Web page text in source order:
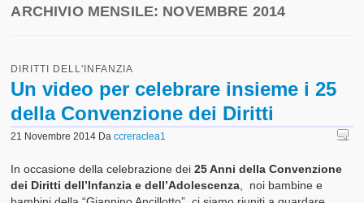
Promotori
Attori
Interlocutori
Il Progetto
ARCHIVIO MENSILE: NOVEMBRE 2014
DIRITTI DELL'INFANZIA
Un video per celebrare insieme i 25
della Convenzione dei Diritti
21 Novembre 2014 Daccreraclea1
In occasione della celebrazione dei25 Anni della Convenzione
dei Diritti dell’Infanzia e dell’Adolescenza , noi bambine e